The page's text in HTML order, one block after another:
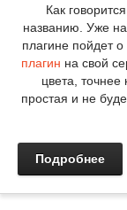
Как
названию. Уже
плагине пойдет о
плагин на свой
цвета,
простая и не
Подробнее